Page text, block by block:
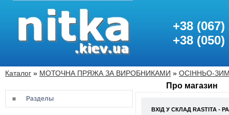
+38 (067)
+38 (050)
Каталог » МОТОЧНА ПРЯЖА ЗА ВИРОБНИКАМИ » ОСІННЬО-
Разделы
Про магазин
ВХІД У СКЛАД RASTITA -